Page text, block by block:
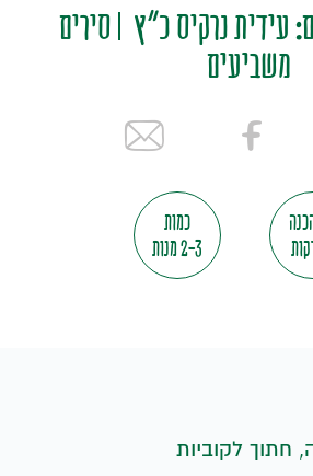
עידית נרקיס כ"ץ סירים
משביעים
כמות
2-3 מנות